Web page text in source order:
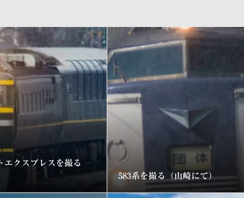
エクスプレスを撮る
583系を撮る（山崎にて）